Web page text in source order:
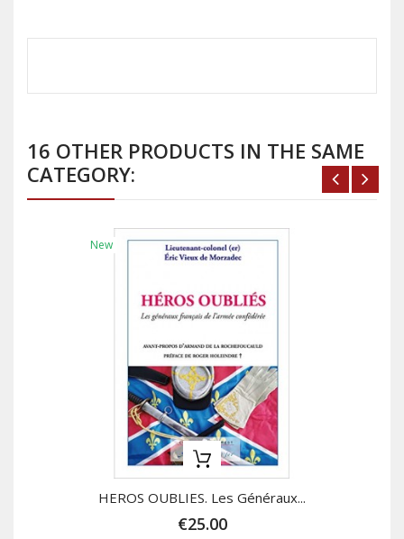
16 OTHER PRODUCTS IN THE SAME
CATEGORY:
New
HEROS OUBLIES. Les Généraux...
€25.00